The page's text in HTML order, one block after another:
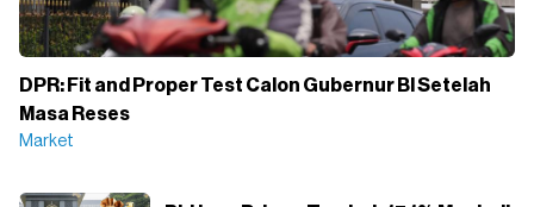
DPR: Fit and Proper Test Calon Gubernur BI Setelah
Masa Reses
Market